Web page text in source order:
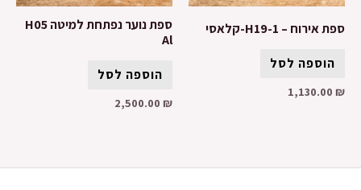
ספת אירוח – H19-1-קלאסי
הוספה לסל
1,130.00 ₪
ספת נוער נפתחת למיטה H05
Al
הוספה לסל
2,500.00 ₪